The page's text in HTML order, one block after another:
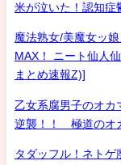
米が泣いた！認知症
魔法熟女/美魔女ッ
MAX！ ニート仙人
まとめ速報Z)]
乙女系腐男子のオ
逆襲！！ 極道のオ
タダッフル！ネト